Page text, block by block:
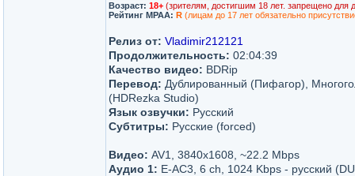
Возраст: 18+ (зрителям, достигшим 18 лет. запрещено для
Рейтинг MPAA: R (лицам до 17 лет обязательно
Релиз от: Vladimir212121
Продолжительность: 02:04:39
Качество видео: BDRip
Перевод: Дублированный (Пифагор),
(HDRezka Studio)
Язык озвучки: Русский
Субтитры: Русские (forced)
Видео: AV1, 3840x1608, ~22.2 Mbps
Аудио 1: E-AC3, 6 ch, 1024 Kbps - русский